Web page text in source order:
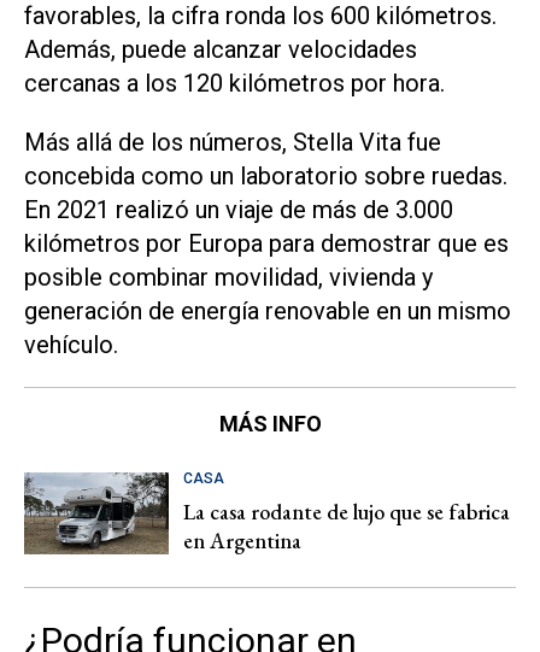
favorables, la cifra ronda los 600 kilómetros.
Además, puede alcanzar velocidades
cercanas a los 120 kilómetros por hora.
Más allá de los números, Stella Vita fue
concebida como un laboratorio sobre ruedas.
En 2021 realizó un viaje de más de 3.000
kilómetros por Europa para demostrar que es
posible combinar movilidad, vivienda y
generación de energía renovable en un mismo
vehículo.
MÁS INFO
CASA
La casa rodante de lujo que se fabrica
en Argentina
¿Podría funcionar en